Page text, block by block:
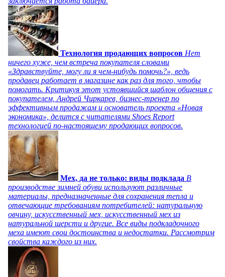
Технология продающих вопросов Нет
ничего хуже, чем встреча покупателя словами
«Здравствуйте, могу ли я чем-нибудь помочь?», ведь
продавец работает в магазине как раз для того, чтобы
помогать. Критикуя этот устоявшийся шаблон общения с
покупателем, Андрей Чиркарев, бизнес-тренер по
эффективным продажам и основатель проекта «Новая
экономика», делится с читателями Shoes Report
технологией по-настоящему продающих вопросов.
Мех, да не только: виды подклада В
производстве зимней обуви используют различные
материалы, предназначенные для сохранения тепла и
отвечающие требованиям потребителей: натуральную
овчину, искусственный мех, искусственный мех из
натуральной шерсти и другие. Все виды подкладочного
меха имеют свои достоинства и недостатки. Рассмотрим
свойства каждого из них.